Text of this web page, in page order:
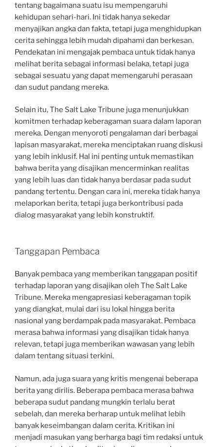
tentang bagaimana suatu isu mempengaruhi
kehidupan sehari-hari. Ini tidak hanya sekedar
menyajikan angka dan fakta, tetapi juga menghidupkan
cerita sehingga lebih mudah dipahami dan berkesan.
Pendekatan ini mengajak pembaca untuk tidak hanya
melihat berita sebagai informasi belaka, tetapi juga
sebagai sesuatu yang dapat memengaruhi perasaan
dan sudut pandang mereka.
Selain itu, The Salt Lake Tribune juga menunjukkan
komitmen terhadap keberagaman suara dalam laporan
mereka. Dengan menyoroti pengalaman dari berbagai
lapisan masyarakat, mereka menciptakan ruang diskusi
yang lebih inklusif. Hal ini penting untuk memastikan
bahwa berita yang disajikan mencerminkan realitas
yang lebih luas dan tidak hanya berdasar pada sudut
pandang tertentu. Dengan cara ini, mereka tidak hanya
melaporkan berita, tetapi juga berkontribusi pada
dialog masyarakat yang lebih konstruktif.
Tanggapan Pembaca
Banyak pembaca yang memberikan tanggapan positif
terhadap laporan yang disajikan oleh The Salt Lake
Tribune. Mereka mengapresiasi keberagaman topik
yang diangkat, mulai dari isu lokal hingga berita
nasional yang berdampak pada masyarakat. Pembaca
merasa bahwa informasi yang disajikan tidak hanya
relevan, tetapi juga memberikan wawasan yang lebih
dalam tentang situasi terkini.
Namun, ada juga suara yang kritis mengenai beberapa
berita yang dirilis. Beberapa pembaca merasa bahwa
beberapa sudut pandang mungkin terlalu berat
sebelah, dan mereka berharap untuk melihat lebih
banyak keseimbangan dalam cerita. Kritikan ini
menjadi masukan yang berharga bagi tim redaksi untuk